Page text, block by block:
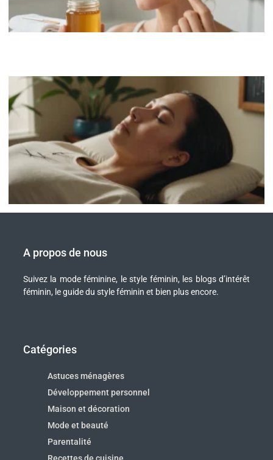
A propos de nous
Suivez la mode féminine, le style féminin, les blogs d’intérêt
féminin, le guide du style féminin et bien plus encore.
Catégories
Astuces ménagères
Développement personnel
Maison et décoration
Mode et beauté
Parentalité